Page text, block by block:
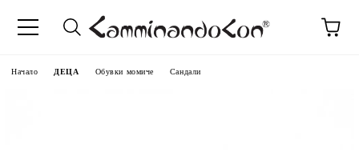
Начало ДЕЦА Обувки момиче Сандали